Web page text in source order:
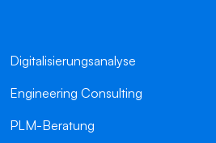
Digitalisierungsanalyse
Engineering Consulting
PLM-Beratung